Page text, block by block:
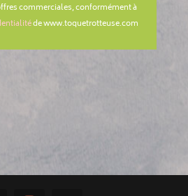
commerciales, conformément à
de www.toquetrotteuse.com